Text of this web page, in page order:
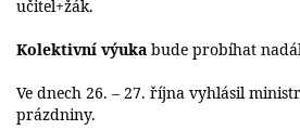
učitel+žák.
Kolektivní výuka bude probíhat
Ve dnech 26. – 27. října vyhlásil
prázdniny.